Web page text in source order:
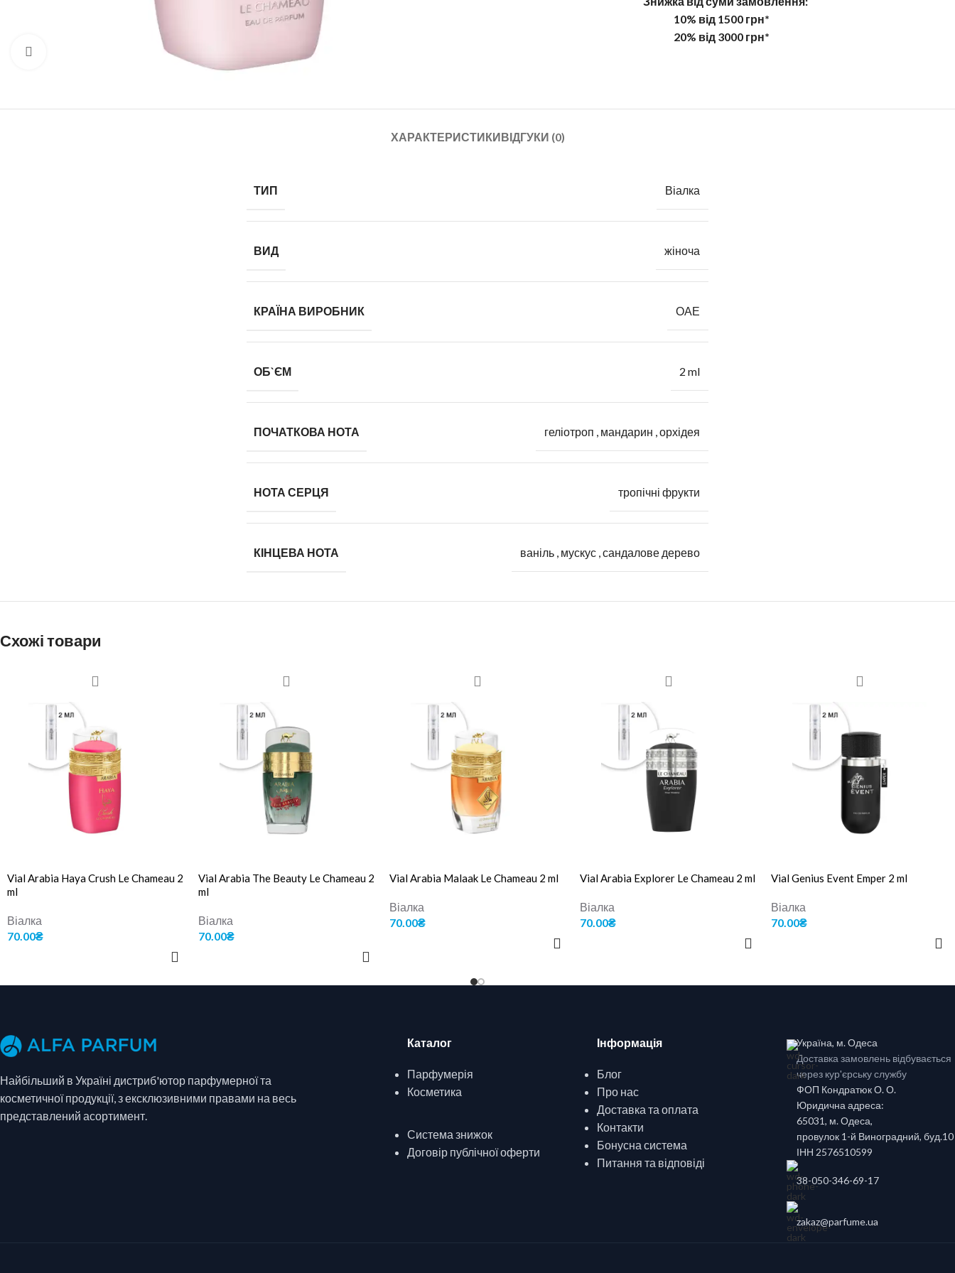
Натисніть, щоб збільшити
10% від 1500 грн*
20% від 3000 грн*
ХАРАКТЕРИСТИКИВІДГУКИ (0)
ОБ`ЄМ 2 ml
ВИД жіноча
ТИП Віалка
КРАЇНА ВИРОБНИК ОАЕ
ПОЧАТКОВА НОТА геліотроп , мандарин ,орхідея
НОТА СЕРЦЯ тропічні фрукти
КІНЦЕВА НОТА ваніль , мускус ,сандалове дерево
Схожі товари
Vial Arabia Haya Crush Le Chameau 2
ml
Віалка
70.00₴
Vial Arabia The Beauty Le Chameau 2
ml
Віалка
70.00₴
Vial Arabia Malaak Le Chameau 2 ml
Віалка
70.00₴
Vial Arabia Explorer Le Chameau 2 ml
Віалка
70.00₴
Vial Genius Event Emper 2 ml
Віалка
70.00₴
Найбільший в Україні дистриб'ютор парфумерної та
косметичної продукції, з ексклюзивними правами на весь
представлений асортимент.
Каталог
Парфумерія
Косметика
Система знижок
Договір публічної оферти
Інформація
Блог
Про нас
Доставка та оплата
Контакти
Бонусна система
Питання та відповіді
Україна, м. Одеса
Доставка замовлень відбувається
через кур'єрську службу
ФОП Кондратюк О. О.
Юридична адреса:
65031, м. Одеса,
провулок 1-й Виноградний, буд.10
ІНН 2576510599
38-050-346-69-17
zakaz@parfume.ua